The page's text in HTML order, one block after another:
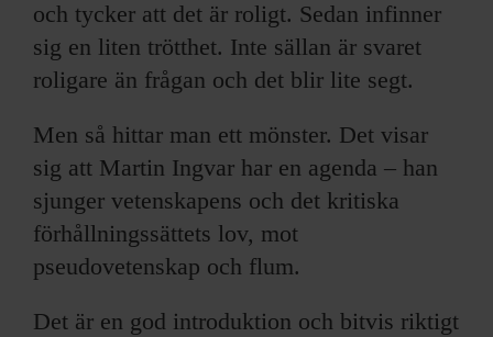
och tycker att det är roligt. Sedan infinner
sig en liten trötthet. Inte sällan är svaret
roligare än frågan och det blir lite segt.
Men så hittar man ett mönster. Det visar
sig att Martin Ingvar har en agenda – han
sjunger vetenskapens och det kritiska
förhållningssättets lov, mot
pseudovetenskap och flum.
Det är en god introduktion och bitvis riktigt